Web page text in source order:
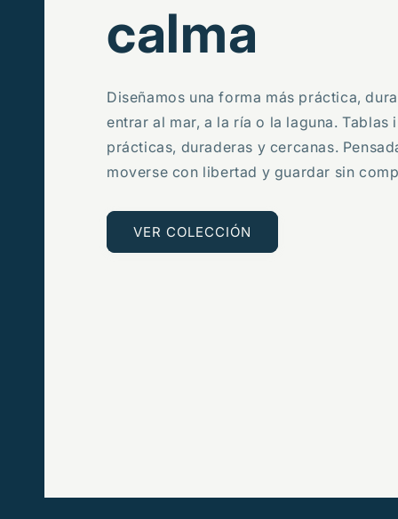
calma
Diseñamos una forma más práctica,
entrar al mar, a la ría o la laguna. Tablas
prácticas, duraderas y cercanas.
moverse con libertad y guardar sin
VER COLECCIÓN